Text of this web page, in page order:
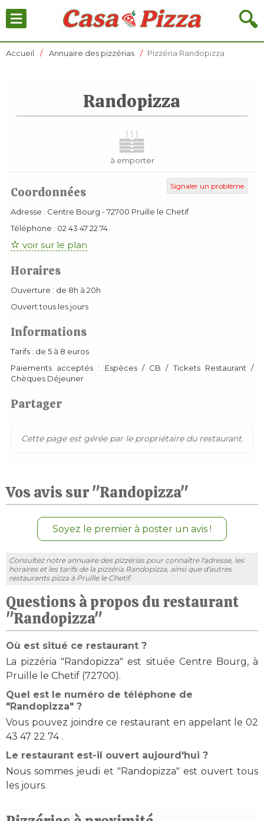
🔍
≡
Accueil Annuaire des pizzérias Pizzéria Randopizza
Randopizza
à emporter
Signaler un problème
Coordonnées
Adresse : Centre Bourg -72700 Pruille le Chetif
Téléphone : 02 43 47 22 74
voir sur le plan
Horaires
Ouverture : de 8h à 20h
Ouvert tous les jours
Informations
Tarifs : de 5 à 8 euros
Paiements acceptés : Espèces / CB / Tickets Restaurant /
Chèques Déjeuner
Partager
Cette page est gérée par le propriétaire du restaurant.
Vos avis sur "Randopizza"
Soyez le premier à poster un avis !
Consultez notre annuaire des pizzérias pour connaître l'adresse, les
horaires et les tarifs de la pizzéria Randopizza, ainsi que d'autres
restaurants pizza à Pruille le Chetif.
Questions à propos du restaurant
"Randopizza"
Où est situé ce restaurant ?
La pizzéria "Randopizza" est située Centre Bourg, à
Pruille le Chetif (72700).
Quel est le numéro de téléphone de
"Randopizza" ?
Vous pouvez joindre ce restaurant en appelant le 02
43 47 22 74 .
Le restaurant est-il ouvert aujourd'hui ?
Nous sommes jeudi et "Randopizza" est ouvert tous
les jours.